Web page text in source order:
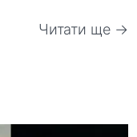
Читати ще →